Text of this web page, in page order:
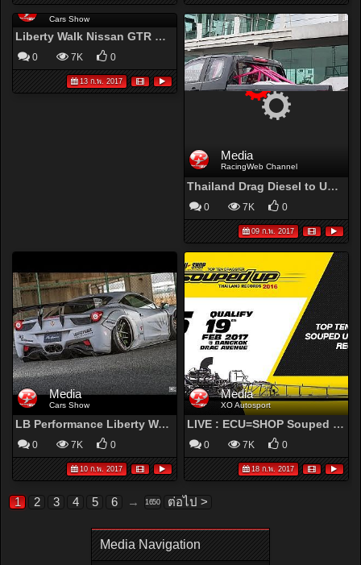
Media
Cars Show
Liberty Walk Nissan GTR R35 LB☆ in Taiwan
0 7K 0
13 ก.พ. 2017
Media
RacingWeb Channel
Thailand Drag Diesel to USA Test Run at Bangkok Drag Avenue (15/8/2013)
0 7K 0
09 ก.พ. 2017
Media
Cars Show
LB Performance Liberty Walk Zero Fighter Ferrari 458
0 7K 0
10 ก.พ. 2017
Media
XO Autosport
LIVE : ECU=SHOP Souped Up Thailand 2016 Qualify Day3 19-FEB-2017
0 7K 0
18 ก.พ. 2017
1 2 3 4 5 6 → 1650 ต่อไป >
Media Navigation